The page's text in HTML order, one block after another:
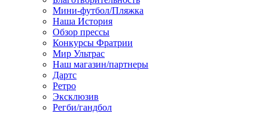
Мини-футбол/Пляжка
Наша История
Обзор прессы
Конкурсы Фратрии
Мир Ультрас
Наш магазин/партнеры
Дартс
Ретро
Эксклюзив
Регби/гандбол